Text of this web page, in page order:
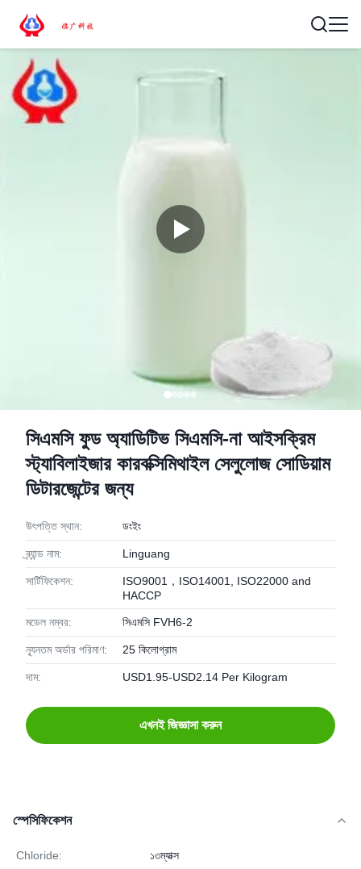
সিএমসি ফুড অ্যাডিটিভ সিএমসি-না আইসক্রিম
স্ট্যাবিলাইজার কারবক্সিমিথাইল সেলুলোজ সোডিয়াম
ডিটারজেন্টের জন্য
উৎপত্তি স্থান: ডংইং
ব্র্যান্ড নাম: Linguang
সার্টিফিকেশন:
ISO9001，ISO14001, ISO22000 and
HACCP
মডেল নম্বর: সিএমসি FVH6-2
ন্যূনতম অর্ডার পরিমাণ: 25 কিলোগ্রাম
দাম: USD1.95-USD2.14 Per Kilogram
এখনই জিজ্ঞাসা করুন
স্পেসিফিকেশন
Chloride: ১৩ম্যাক্স